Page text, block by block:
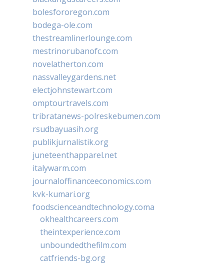
bolesfororegon.com
bodega-ole.com
thestreamlinerlounge.com
mestrinorubanofc.com
novelatherton.com
nassvalleygardens.net
electjohnstewart.com
omptourtravels.com
tribratanews-polreskebumen.com
rsudbayuasih.org
publikjurnalistik.org
juneteenthapparel.net
italywarm.com
journaloffinanceeconomics.com
kvk-kumari.org
foodscienceandtechnology.coma
okhealthcareers.com
theintexperience.com
unboundedthefilm.com
catfriends-bg.org